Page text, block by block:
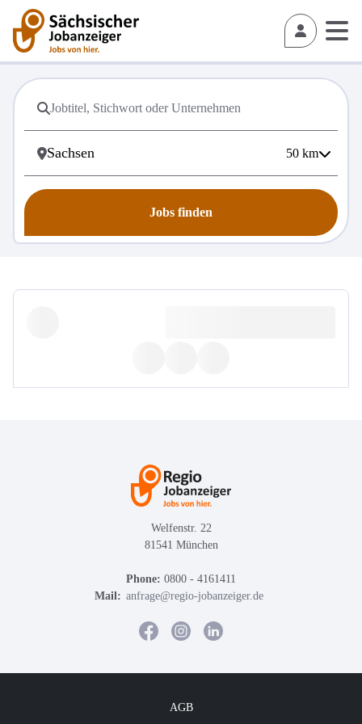
50 km
Jobs finden
Welfenstr. 22
81541 München
Phone: 0800 - 4161411
Mail: anfrage@regio-jobanzeiger.de
AGB